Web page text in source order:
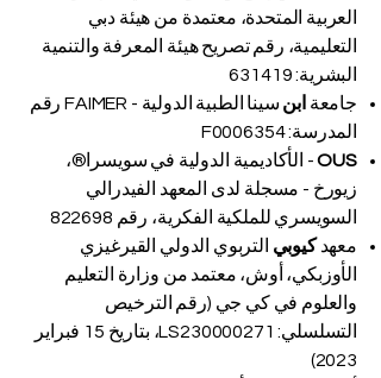
العربية المتحدة، معتمدة من هيئة دبي
التعليمية، رقم تصريح هيئة المعرفة والتنمية
البشرية: 631419
جامعة ابن
سينا الطبية الدولية - FAIMER رقم
المدرسة: F0006354
OUS- الأكاديمية الدولية في سويسرا®،
زيورخ - مسجلة لدى المعهد الفيدرالي
السويسري للملكية الفكرية، رقم 822698
معهدكيوبي التربوي الدولي القيرغيزي
الأوزبكي، أوش، معتمد من وزارة التعليم
والعلوم في كي جي (رقم الترخيص
التسلسلي: LS230000271، بتاريخ 15 فبراير
2023)